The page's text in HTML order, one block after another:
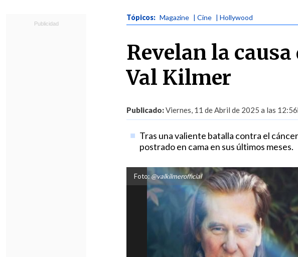
Tópicos: Magazine | Cine | Hollywood
Revelan la
Val Kilmer
Publicado:Viernes, 11 de Abril de 2025 a las
Tras una valiente batalla contra el
postrado en cama en sus últimos meses.
Foto:@valkilmerofficial